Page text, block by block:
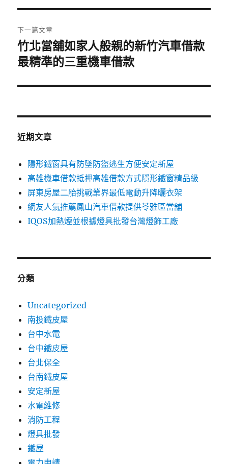
覽
文
章:
下一篇文章
下
一
文
竹北當舖如家人般親的新竹汽車借款
最精準的三重機車借款
近期文章
隱形鐵窗具有防墜防盜逃生方便安定新屋
高雄機車借款抵押高雄借款方式隱形鐵窗精品級
屏東房屋二胎挑戰業界最低電動升降曬衣架
網友人氣推薦鳳山汽車借款提供苓雅區當舖
IQOS加熱煙並根據燈具批發台灣燈飾工廠
分類
Uncategorized
南投鐵皮屋
台中水電
台中鐵皮屋
台北保全
台南鐵皮屋
安定新屋
水電維修
消防工程
燈具批發
鐵屋